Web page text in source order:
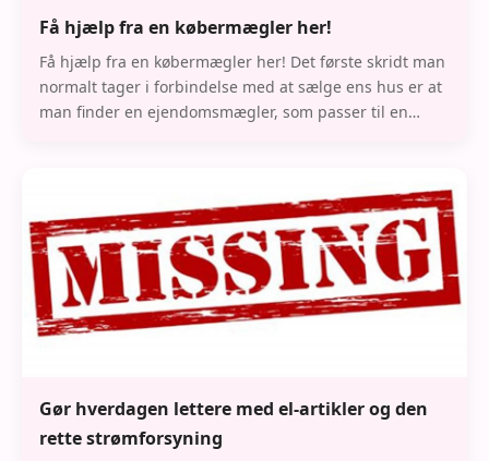
Få hjælp fra en købermægler her!
Få hjælp fra en købermægler her! Det første skridt man
normalt tager i forbindelse med at sælge ens hus er at
man finder en ejendomsmægler, som passer til en
Gør hverdagen lettere med el-artikler og den
rette strømforsyning